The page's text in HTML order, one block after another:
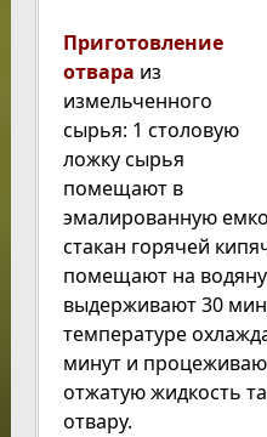
Приготовление
отвара из
измельченного
сырья: 1 столовую
ложку сырья
помещают в
эмалированную
стакан горячей
помещают на
выдерживают 30
температуре
минут и
отжатую жидкость
отвару.